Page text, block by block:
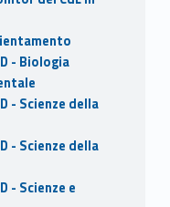
- Biologia
- Scienze della
- Scienze della
- Scienze e